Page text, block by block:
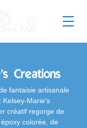
Creations
fantaisie artisanale
Kelsey-Marie's
créatif regorge de
colorée, de